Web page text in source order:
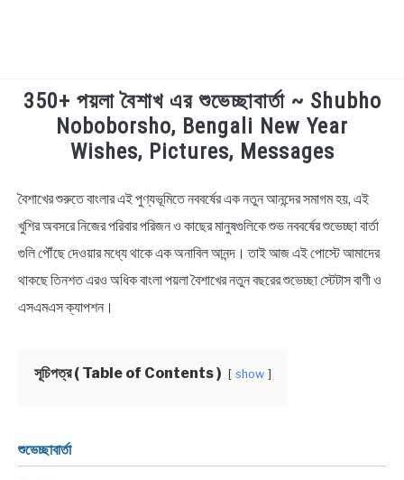
TECHNOLOGY
HEALTH & LIFESTYLE
BIOGRAPHY
EDUCATIONAL
BENGALI WISHES
BENGALI LYRICS
350+ পয়লা বৈশাখ এর শুভেচ্ছাবার্তা ~ Shubho
Noboborsho, Bengali New Year
Wishes, Pictures, Messages
in
Bengali
Status
Wishes
বৈশাখের শুরুতে বাংলার এই পুণ্যভূমিতে নববর্ষের এক নতুন আনন্দের সমাগম হয়, এই
খুশির অবসরে নিজের পরিবার পরিজন ও কাছের মানুষগুলিকে শুভ নববর্ষের শুভেচ্ছা বার্তা
গুলি পৌঁছে দেওয়ার মধ্যে থাকে এক অনাবিল আনন্দ। তাই আজ এই পোস্টে আমাদের
থাকছে তিনশত এরও অধিক বাংলা পয়লা বৈশাখের নতুন বছরের শুভেচ্ছা স্টেটাস বাণী ও
এসএমএস ক্যাপশন।
সূচিপত্র ( Table of Contents ) show
শুভেচ্ছাবার্তা